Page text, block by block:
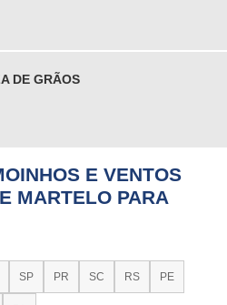
DE GRÃOS
E VENTOS
MARTELO PARA
SP PR SC RS PE